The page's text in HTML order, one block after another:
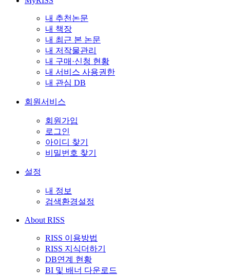
내 추천논문
내 책장
내 최근 본 논문
내 저작물관리
내 구매·신청 현황
내 서비스 사용권한
내 관심 DB
회원서비스
회원가입
로그인
아이디 찾기
비밀번호 찾기
설정
내 정보
검색환경설정
About RISS
RISS 이용방법
RISS 지식더하기
DB연계 현황
BI 및 배너 다운로드